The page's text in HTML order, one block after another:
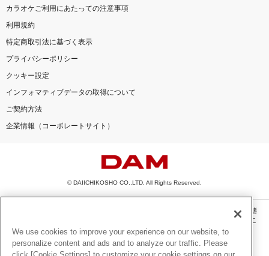
カラオケご利用にあたっての注意事項
利用規約
特定商取引法に基づく表示
プライバシーポリシー
クッキー設定
インフォマティブデータの取得について
ご契約方法
企業情報（コーポレートサイト）
© DAIICHIKOSHO CO.,LTD. All Rights Reserved.
このサイトに掲載されている一切の文章・画像・写真・動画・音声等を、手段や形態
を問わず、著作権法の定める範囲を超えて無断で複製、転載、ファイル化などするこ
とを禁じます。
楽曲及びコンテンツは、機種によりご利用いただけない場合があります。
We use cookies to improve your experience on our website, to
personalize content and ads and to analyze our traffic. Please